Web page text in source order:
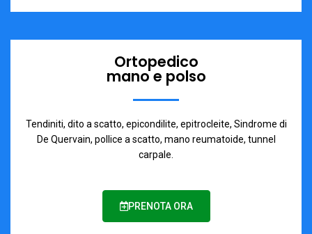
Ortopedico
mano e polso
Tendiniti, dito a scatto, epicondilite, epitrocleite, Sindrome di
De Quervain, pollice a scatto, mano reumatoide, tunnel
carpale.
PRENOTA ORA